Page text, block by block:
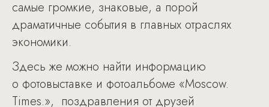
самые громкие, знаковые, а порой
драматичные события в главных отраслях
экономики.
Здесь же можно найти информацию
о фотовыставке и фотоальбоме «Moscow.
Times.», поздравления от друзей